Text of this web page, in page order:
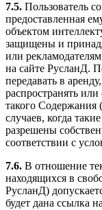
7.5. Пользователь
предоставленная
объектом
защищены и
или
на сайте РусланД.
передавать в
распространять
такого Содержания
случаев, когда
разрешены
соответствии с
7.6. В отношение
находящихся в
РусланД)
будет дана ссылка